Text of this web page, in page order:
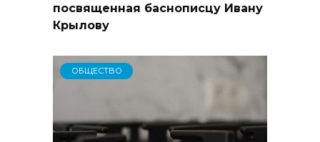
посвященная баснописцу Ивану
Крылову
ОБЩЕСТВО